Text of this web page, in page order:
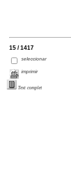
15 / 1417
seleccionar
imprimir
Text complet